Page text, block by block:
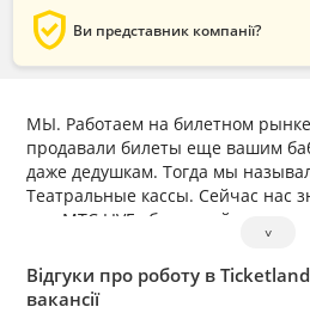
verified_user Ви представник компанії?
МЫ. Работаем на билетном
продавали билеты еще вашим
даже дедушкам. Тогда мы
Театральные кассы. Сейчас нас
или МТС LIVE– билетный
entertainment (билеты в театр,
˅
Відгуки про роботу в
вакансії